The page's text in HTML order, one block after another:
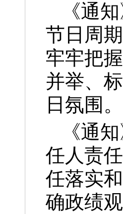
《通
节日周
牢牢把
并举、
日氛围。
《通
任人责
任落实
确政绩